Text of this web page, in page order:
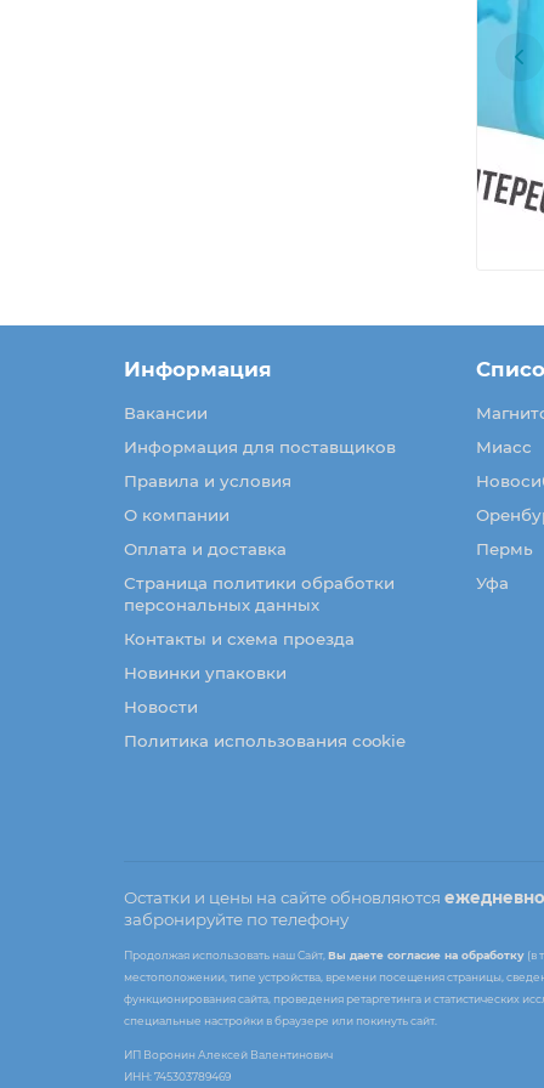
Информация
Вакансии
Информация для поставщиков
Правила и условия
О компании
Оплата и доставка
Страница политики обработки
персональных данных
Контакты и схема проезда
Новинки упаковки
Новости
Политика использования cookie
Миасс
Пермь
Уфа
Остатки и цены на сайте обновляются
забронируйте по телефону
Продолжая использовать наш Сайт, Вы даете согласие на обработку (в
местоположении, типе устройства, времени посещения страницы,
функционирования сайта, проведения ретаргетинга и статистических
специальные настройки в браузере или покинуть сайт.
ИП Воронин Алексей Валентинович
ИНН: 745303789469